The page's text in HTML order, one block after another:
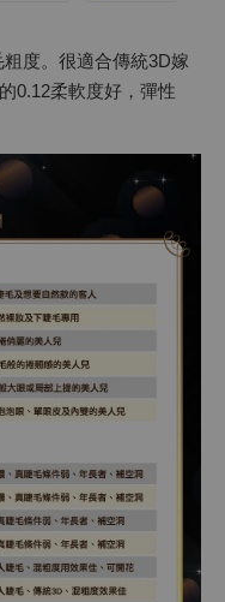
度。很適合傳統3D嫁
0.12柔軟度好，彈性